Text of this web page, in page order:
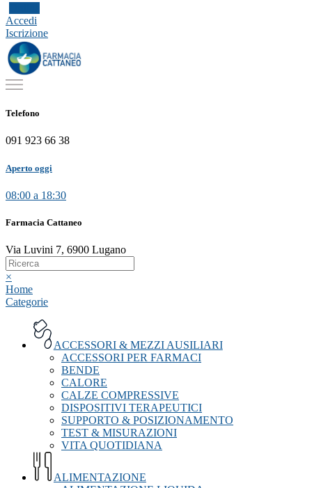
Accedi
Iscrizione
Telefono
091 923 66 38
Aperto oggi
08:00 a 18:30
Farmacia Cattaneo
Via Luvini 7, 6900 Lugano
×
Home
Categorie
ACCESSORI & MEZZI AUSILIARI
ACCESSORI PER FARMACI
BENDE
CALORE
CALZE COMPRESSIVE
DISPOSITIVI TERAPEUTICI
SUPPORTO & POSIZIONAMENTO
TEST & MISURAZIONI
VITA QUOTIDIANA
ALIMENTAZIONE